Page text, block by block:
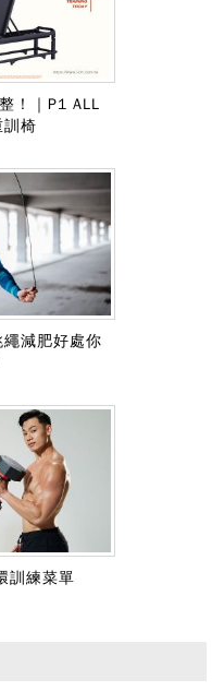
！｜P1 ALL
訓椅
減肥好處你
訓練菜單